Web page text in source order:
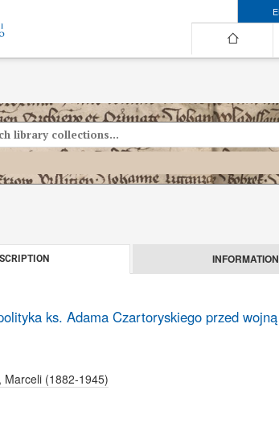
INFORMATION
ks. Adama Czartoryskiego przed
Marceli (1882-1945)